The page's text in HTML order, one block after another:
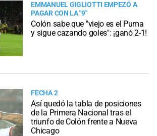
EMMANUEL GIGLIOTTI EMPEZÓ A
PAGAR CON LA "9"
Colón sabe que "viejo es el Puma
y sigue cazando goles": ¡ganó 2-1!
FECHA 2
Así quedó la tabla de posiciones
de la Primera Nacional tras el
triunfo de Colón frente a Nueva
Chicago